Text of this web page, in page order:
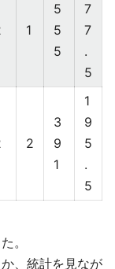
1
5
5
5
7
7
.
5
2
3
9
1
1
9
5
.
5
。
、統計を見なが